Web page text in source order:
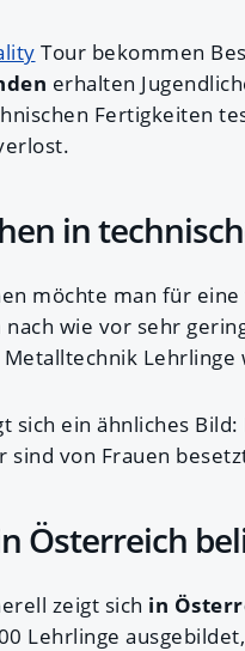
Tour bekommen
erhalten
Fertigkeiten
in
möchte man für
nach wie vor sehr
Lehrlinge
sich ein ähnliches
sind von Frauen
Österreich
zeigt sich in
Lehrlinge